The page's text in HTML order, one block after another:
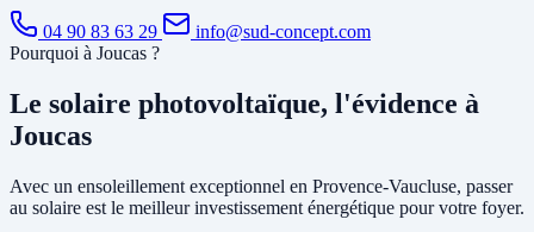
04 90 83 63 29
info@sud-concept.com
Pourquoi à Joucas ?
Le solaire photovoltaïque, l'évidence à
Joucas
Avec un ensoleillement exceptionnel en Provence-Vaucluse, passer
au solaire est le meilleur investissement énergétique pour votre foyer.